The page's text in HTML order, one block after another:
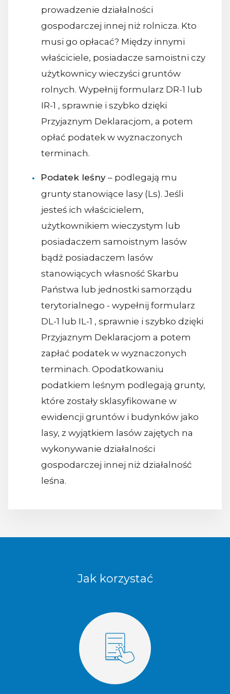
prowadzenie działalności
gospodarczej innej niż rolnicza. Kto
musi go opłacać? Między innymi
właściciele, posiadacze samoistni czy
użytkownicy wieczyści gruntów
rolnych. Wypełnij formularz DR-1 lub
IR-1 , sprawnie i szybko dzięki
Przyjaznym Deklaracjom, a potem
opłać podatek w wyznaczonych
terminach.
Podatek leśny– podlegają mu
grunty stanowiące lasy (Ls). Jeśli
jesteś ich właścicielem,
użytkownikiem wieczystym lub
posiadaczem samoistnym lasów
bądź posiadaczem lasów
stanowiących własność Skarbu
Państwa lub jednostki samorządu
terytorialnego - wypełnij formularz
DL-1 lub IL-1 , sprawnie i szybko dzięki
Przyjaznym Deklaracjom a potem
zapłać podatek w wyznaczonych
terminach. Opodatkowaniu
podatkiem leśnym podlegają grunty,
które zostały sklasyfikowane w
ewidencji gruntów i budynków jako
lasy, z wyjątkiem lasów zajętych na
wykonywanie działalności
gospodarczej innej niż działalność
leśna.
Jak korzystać